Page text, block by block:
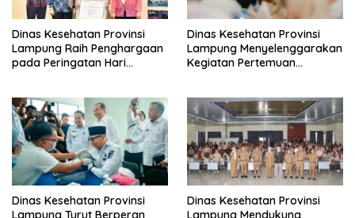
Dinas Kesehatan Provinsi
Lampung Raih Penghargaan
pada Peringatan Hari
Dinas Kesehatan Provinsi
Lampung Menyelenggarakan
Kegiatan Pertemuan
Sosialisasi Rencana Aksi
Daerah (RAD)
Penanggulangan
Tuberkulosis (TBC) di Provinsi
Lampung
Dinas Kesehatan Provinsi
Lampung Turut Berperan
Dinas Kesehatan Provinsi
Lampung Mendukung